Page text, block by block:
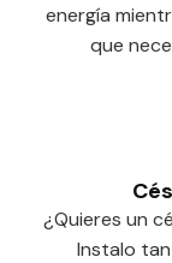
energía
que
¿Quieres un
Instalo